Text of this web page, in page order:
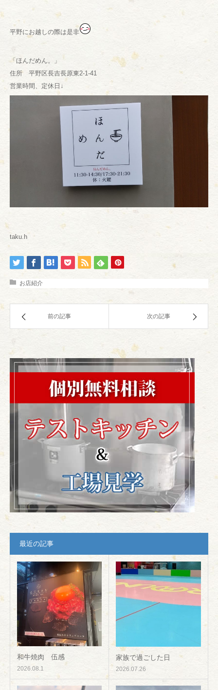
平野にお越しの際は是非
「ほんだめん。」
住所 平野区長吉長原東2-1-41
営業時間、定休日↓
taku.h
お店紹介
前の記事 次の記事
最近の記事
和牛焼肉 伍感
2026.08.1
家族で過ごした日
2026.07.26